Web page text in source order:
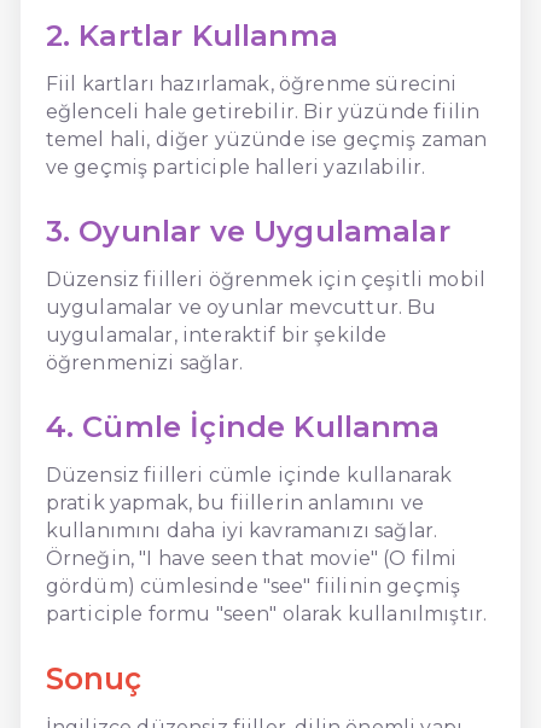
2. Kartlar Kullanma
Fiil kartları hazırlamak, öğrenme sürecini
eğlenceli hale getirebilir. Bir yüzünde fiilin
temel hali, diğer yüzünde ise geçmiş zaman
ve geçmiş participle halleri yazılabilir.
3. Oyunlar ve Uygulamalar
Düzensiz fiilleri öğrenmek için çeşitli mobil
uygulamalar ve oyunlar mevcuttur. Bu
uygulamalar, interaktif bir şekilde
öğrenmenizi sağlar.
4. Cümle İçinde Kullanma
Düzensiz fiilleri cümle içinde kullanarak
pratik yapmak, bu fiillerin anlamını ve
kullanımını daha iyi kavramanızı sağlar.
Örneğin, "I have seen that movie" (O filmi
gördüm) cümlesinde "see" fiilinin geçmiş
participle formu "seen" olarak kullanılmıştır.
Sonuç